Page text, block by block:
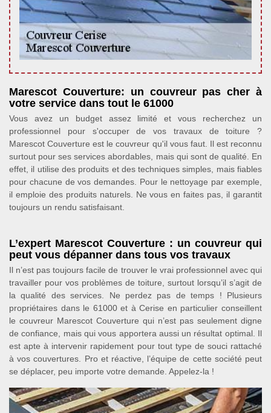
Marescot Couverture: un couvreur pas cher à
votre service dans tout le 61000
Vous avez un budget assez limité et vous recherchez un
professionnel pour s'occuper de vos travaux de toiture ?
Marescot Couverture est le couvreur qu'il vous faut. Il est reconnu
surtout pour ses services abordables, mais qui sont de qualité. En
effet, il utilise des produits et des techniques simples, mais fiables
pour chacune de vos demandes. Pour le nettoyage par exemple,
il emploie des produits naturels. Ne vous en faites pas, il garantit
toujours un rendu satisfaisant.
L’expert Marescot Couverture : un couvreur qui
peut vous dépanner dans tous vos travaux
Il n’est pas toujours facile de trouver le vrai professionnel avec qui
travailler pour vos problèmes de toiture, surtout lorsqu’il s’agit de
la qualité des services. Ne perdez pas de temps ! Plusieurs
propriétaires dans le 61000 et à Cerise en particulier conseillent
le couvreur Marescot Couverture qui n’est pas seulement digne
de confiance, mais qui vous apportera aussi un résultat optimal. Il
est apte à intervenir rapidement pour tout type de souci rattaché
à vos couvertures. Pro et réactive, l’équipe de cette société peut
se déplacer, peu importe votre demande. Appelez-la !